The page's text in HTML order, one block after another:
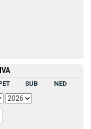
SUB NED